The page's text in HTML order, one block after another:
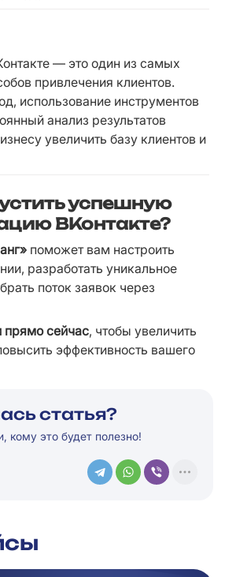
— это один из самых
привлечения клиентов.
использование инструментов
анализ результатов
увеличить базу клиентов и
успешную
ВКонтакте?
поможет вам настроить
разработать уникальное
поток заявок через
сейчас, чтобы увеличить
эффективность вашего
статья?
кому это будет полезно!